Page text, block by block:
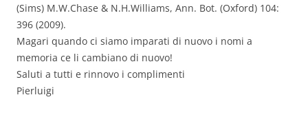
(Sims) M.W.Chase & N.H.Williams, Ann. Bot. (Oxford) 104:
396 (2009).
Magari quando ci siamo imparati di nuovo i nomi a
memoria ce li cambiano di nuovo!
Saluti a tutti e rinnovo i complimenti
Pierluigi